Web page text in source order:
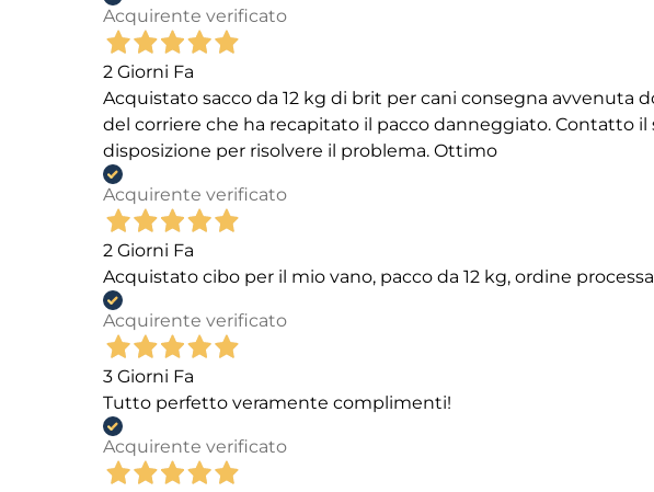
Acquirente verificato
2 Giorni Fa
Acquistato sacco da 12 kg di brit per cani consegna avvenuta
del corriere che ha recapitato il pacco danneggiato. Contatto
disposizione per risolvere il problema. Ottimo
Acquirente verificato
2 Giorni Fa
Acquistato cibo per il mio vano, pacco da 12 kg, ordine
Acquirente verificato
3 Giorni Fa
Tutto perfetto veramente complimenti!
Acquirente verificato